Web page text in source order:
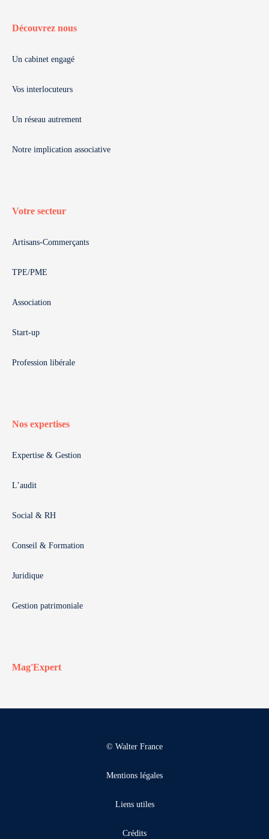
Découvrez nous
Un cabinet engagé
Vos interlocuteurs
Un réseau autrement
Notre implication associative
Votre secteur
Artisans-Commerçants
TPE/PME
Association
Start-up
Profession libérale
Nos expertises
Expertise & Gestion
L’audit
Social & RH
Conseil & Formation
Juridique
Gestion patrimoniale
Mag'Expert
© Walter France
Mentions légales
Liens utiles
Crédits